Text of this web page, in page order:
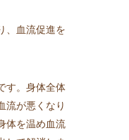
、血流促進を
す。身体全体
流が悪くなり
体を温め血流